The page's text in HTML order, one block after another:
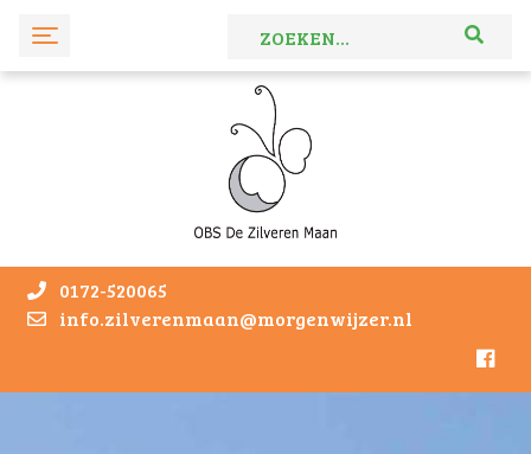
0172-520065
info.zilverenmaan@morgenwijzer.nl